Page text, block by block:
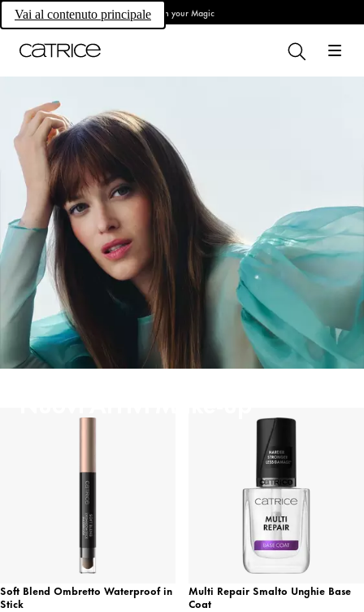
Vai al contenuto principaleOwn your Magic
Soft Blend Ombretto Waterproof in
Stick
Multi Repair Smalto Unghie Base
Coat